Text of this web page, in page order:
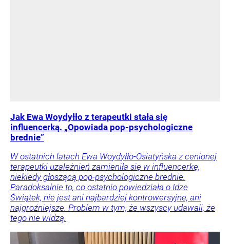
Jak Ewa Woydyłło z terapeutki stała się
influencerką. „Opowiada pop-psychologiczne
brednie”
W ostatnich latach Ewa Woydyłło-Osiatyńska z cenionej
terapeutki uzależnień zamieniła się w influencerkę,
niekiedy głoszącą pop-psychologiczne brednie.
Paradoksalnie to, co ostatnio powiedziała o Idze
Świątek, nie jest ani najbardziej kontrowersyjne, ani
najgroźniejsze. Problem w tym, że wszyscy udawali, że
tego nie widzą.